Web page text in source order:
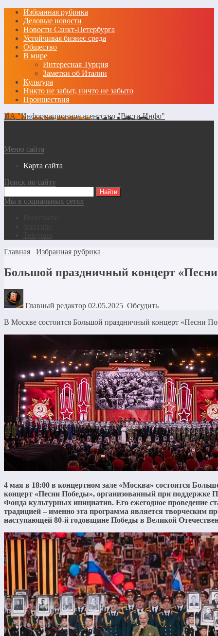
Избранная рубрика
Деловые новости
Новости Санкт-Петербурга
Устойчивая бизнес среда
Общество
В мире
Интересная Турция
Заметки об Италии
Культура
Никто не забыт, ничто не забыто
Проишествия
ИА "Информационное агентство "Вести Инфо"
Меню сайта
Карта сайта
Поиск по сайту
Мы в социальных сетях
Главная
Избранная рубрика
Большой праздничный концерт
Главный редактор 02.05.2025 Обсудить
В Москве состоится Большой праздничный концерт «Песни
4 мая в 18:00 в концертном зале «Москва» состоится
концерт «Песни Победы», организованный при поддержке
Фонда культурных инициатив. Его ежегодное проведение
традицией – именно эта программа является творческим
наступающей 80-й годовщине Победы в Великой